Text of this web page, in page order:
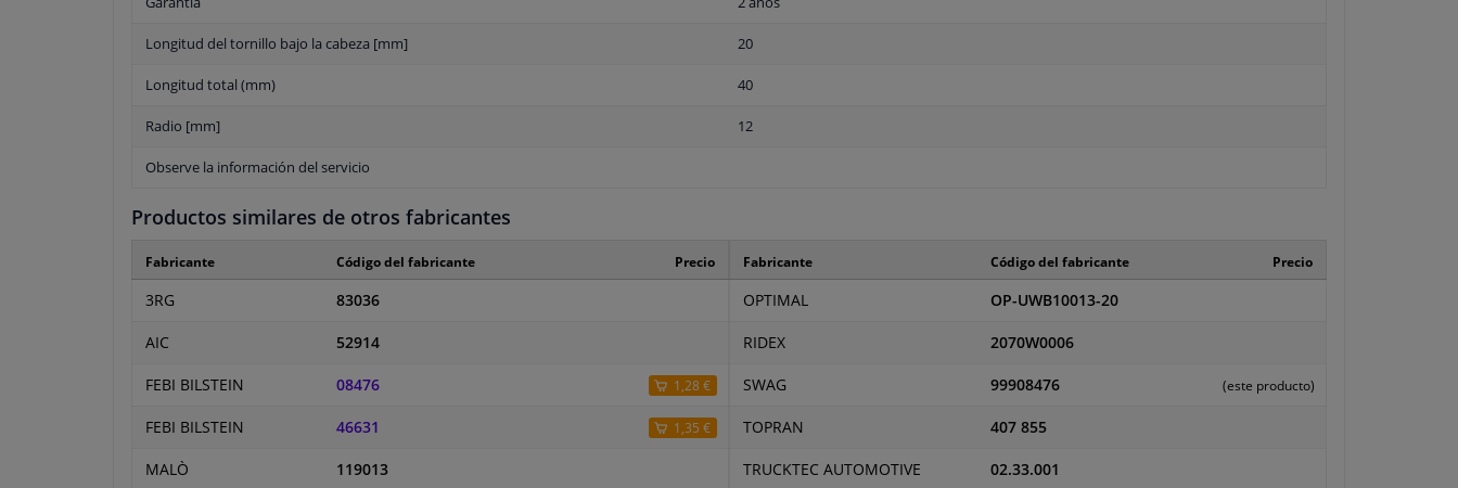
Longitud del tornillo bajo la cabeza [mm] 20
Longitud total (mm) 40
Radio [mm] 12
Observe la información del servicio
Productos similares de otros fabricantes
Fabricante Código del fabricante Precio
3RG 83036
AIC 52914
FEBI BILSTEIN 08476 1,28 €
FEBI BILSTEIN 46631 1,35 €
MALÒ 119013
Fabricante Código del fabricante Precio
OPTIMAL OP-UWB10013-20
RIDEX 2070W0006
SWAG 99908476 (este producto)
TOPRAN 407 855
TRUCKTEC AUTOMOTIVE 02.33.001